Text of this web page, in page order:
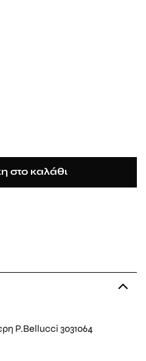
στο καλάθι
P.Bellucci 3031064